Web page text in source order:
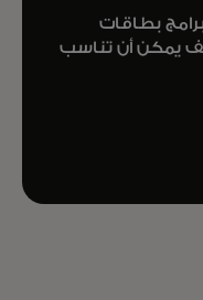
بطاقات
يمكن أن تناسب